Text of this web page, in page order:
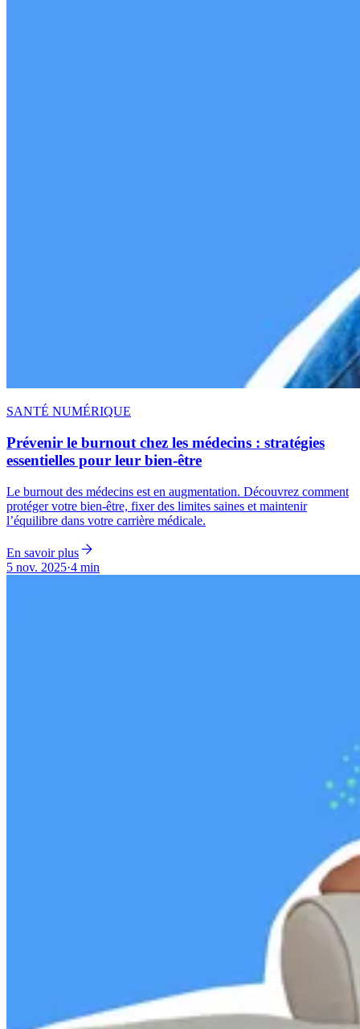
SANTÉ NUMÉRIQUE
Prévenir le burnout chez les médecins : stratégies
essentielles pour leur bien-être
Le burnout des médecins est en augmentation. Découvrez comment
protéger votre bien-être, fixer des limites saines et maintenir
l’équilibre dans votre carrière médicale.
En savoir plus
5 nov. 2025·4 min